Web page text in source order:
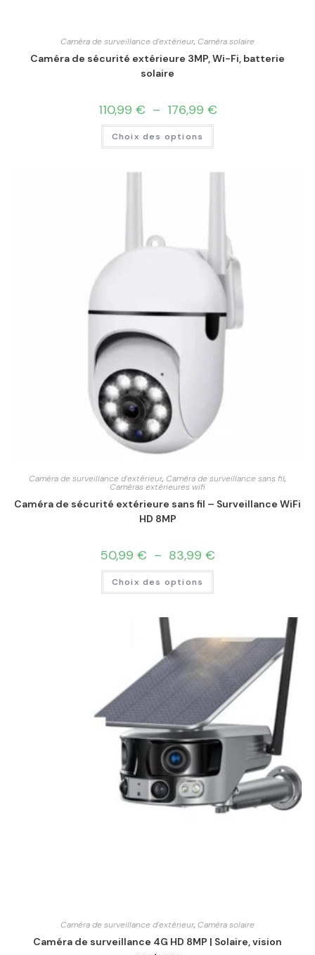
Caméra de surveillance d'extérieur, Caméra solaire
Caméra de sécurité extérieure 3MP, Wi-Fi, batterie
solaire
110,99 € – 176,99 €
Choix des options
Caméra de surveillance d'extérieur, Caméra de surveillance sans fil,
Caméras extérieures wifi
Caméra de sécurité extérieure sans fil – Surveillance WiFi
HD 8MP
50,99 € – 83,99 €
Choix des options
Caméra de surveillance d'extérieur, Caméra solaire
Caméra de surveillance 4G HD 8MP | Solaire, vision